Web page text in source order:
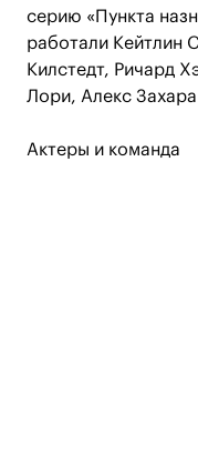
серию «Пункта
работали Кейтлин
Килстедт, Ричард
Лори, Алекс
Актеры и команда